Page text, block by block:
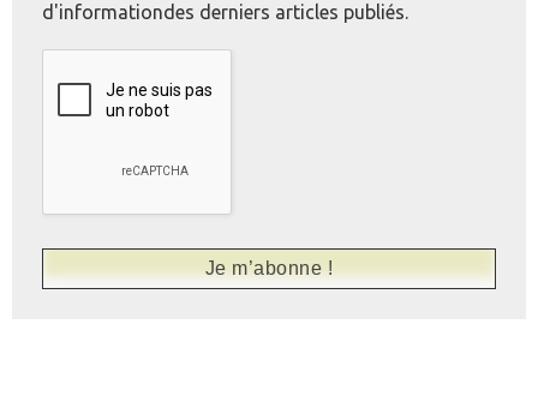
d'informationdes derniers articles publiés.